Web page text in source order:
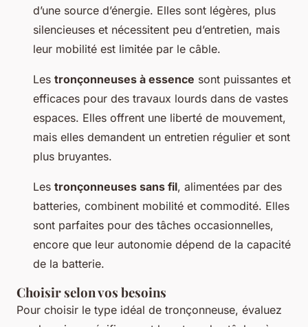
d’une source d’énergie. Elles sont légères, plus
silencieuses et nécessitent peu d’entretien, mais
leur mobilité est limitée par le câble.
Les tronçonneuses à essence sont puissantes et
efficaces pour des travaux lourds dans de vastes
espaces. Elles offrent une liberté de mouvement,
mais elles demandent un entretien régulier et sont
plus bruyantes.
Les tronçonneuses sans fil, alimentées par des
batteries, combinent mobilité et commodité. Elles
sont parfaites pour des tâches occasionnelles,
encore que leur autonomie dépend de la capacité
de la batterie.
Choisir selon vos besoins
Pour choisir le type idéal de tronçonneuse, évaluez